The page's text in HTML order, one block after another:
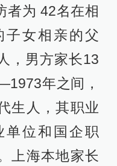
者为 42名在相
子女相亲的父
，男方家长13
年之间，
生人，其职业
单位和国企职
上海本地家长